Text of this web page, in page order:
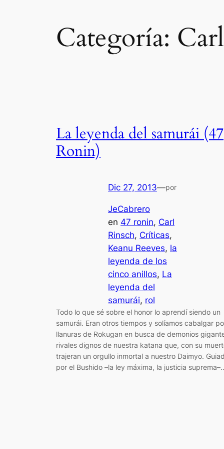
Categoría:
La leyenda del samurái (47
Ronin)
Dic 27, 2013—por
JeCabrero
en 47 ronin, Carl
Rinsch, Críticas
Keanu Reeves, la
leyenda de los
cinco anillos, La
leyenda del
samurái, rol
Todo lo que sé sobre el honor lo aprendí siendo un
samurái. Eran otros tiempos y solíamos cabalgar
llanuras de Rokugan en busca de demonios
rivales dignos de nuestra katana que, con su
trajeran un orgullo inmortal a nuestro Daimyo.
por el Bushido –la ley máxima, la justicia